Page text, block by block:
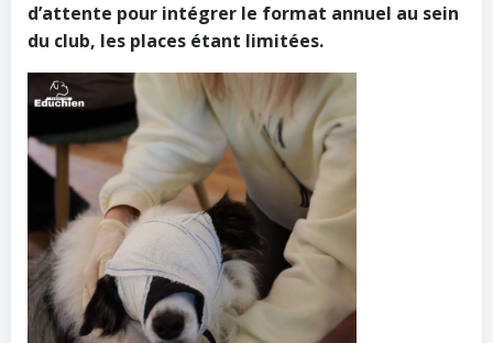
d’attente pour intégrer le format annuel au sein
du club, les places étant limitées.